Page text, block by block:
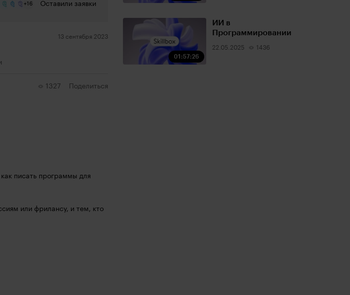
+16 Оставили заявки
13 сентября 2023
1327 Поделиться
писать программы для
или фрилансу, и тем, кто
01:57:26
ИИ в
Программировании
22.05.2025 1436